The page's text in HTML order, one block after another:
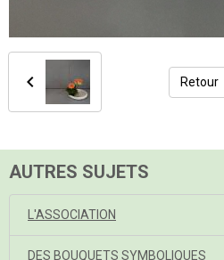
Retour
AUTRES SUJETS
L'ASSOCIATION
DES BOUQUETS SYMBOLIQUES